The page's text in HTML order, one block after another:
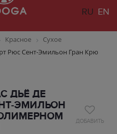
RU EN
Красное
Сухое
Рюс Сент-Эмильон Гран Крю
ДЬЁ ДЕ
ЭМИЛЬОН
ДОБАВИТЬ